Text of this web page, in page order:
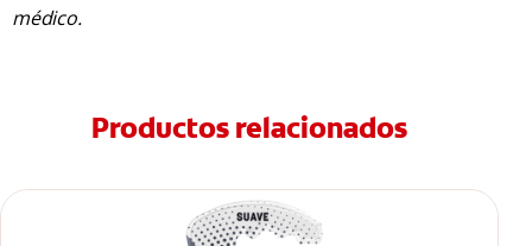
médico.
Productos relacionados